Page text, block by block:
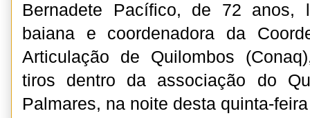
Bernadete Pacífico, de 72 anos,
baiana e coordenadora da
Articulação de Quilombos
tiros dentro da associação do
Palmares, na noite desta quinta-